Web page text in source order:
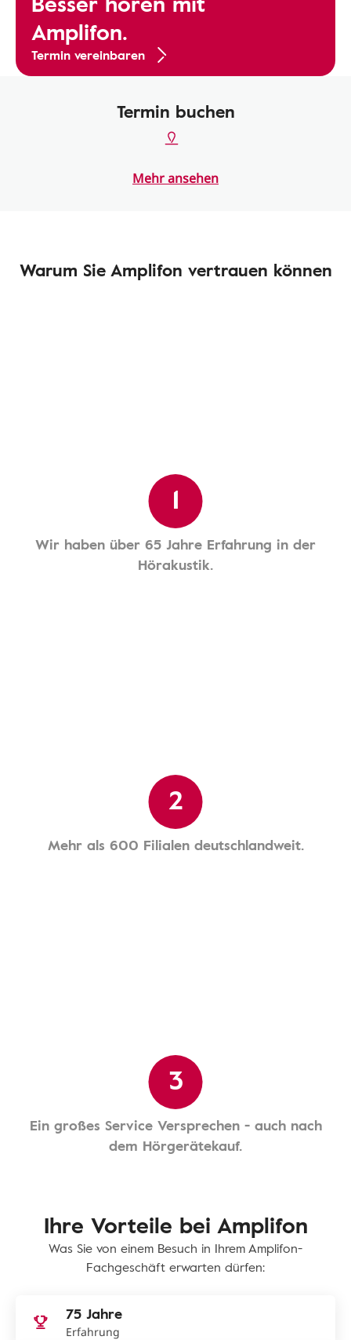
Amplifon.
Termin vereinbaren
Termin buchen
Mehr ansehen
Warum Sie Amplifon vertrauen können
1
Wir haben über 65 Jahre Erfahrung in der
Hörakustik.
2
Mehr als 600 Filialen deutschlandweit.
3
Ein großes Service Versprechen - auch nach
dem Hörgerätekauf.
Ihre Vorteile bei Amplifon
Was Sie von einem Besuch in Ihrem Amplifon-
Fachgeschäft erwarten dürfen:
75 Jahre
Erfahrung